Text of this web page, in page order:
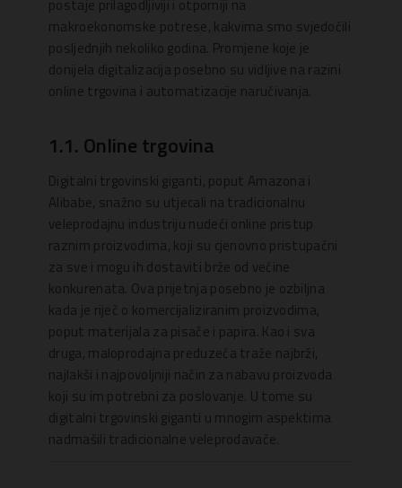
postaje prilagodljiviji i otporniji na
makroekonomske potrese, kakvima smo svjedočili
posljednjih nekoliko godina. Promjene koje je
donijela digitalizacija posebno su vidljive na razini
online trgovina i automatizacije naručivanja.
1.1. Online trgovina
Digitalni trgovinski giganti, poput Amazona i
Alibabe, snažno su utjecali na tradicionalnu
veleprodajnu industriju nudeći online pristup
raznim proizvodima, koji su cjenovno pristupačni
za sve i mogu ih dostaviti brže od većine
konkurenata. Ova prijetnja posebno je ozbiljna
kada je riječ o komercijaliziranim proizvodima,
poput materijala za pisače i papira. Kao i sva
druga, maloprodajna preduzeća traže najbrži,
najlakši i najpovoljniji način za nabavu proizvoda
koji su im potrebni za poslovanje. U tome su
digitalni trgovinski giganti u mnogim aspektima
nadmašili tradicionalne veleprodavače.